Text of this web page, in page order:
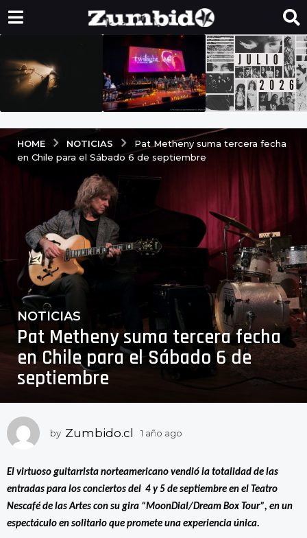
HOME NOTICIAS
Pat Metheny suma tercera fecha
en Chile para el Sábado 6 de septiembre
1
a
o
a
o
1
ñ
o
o
NOTICIAS
Pat Metheny suma tercera fecha
en Chile para el Sábado 6 de
septiembre
by Zumbido.cl 1 año ago
o
a
o
El virtuoso guitarrista norteamericano vendió la totalidad de las
entradas para los conciertos del 4 y 5 de septiembre en el Teatro
Nescafé de las Artes con su gira “MoonDial/Dream Box Tour”, en un
espectáculo en solitario que promete una experiencia única.